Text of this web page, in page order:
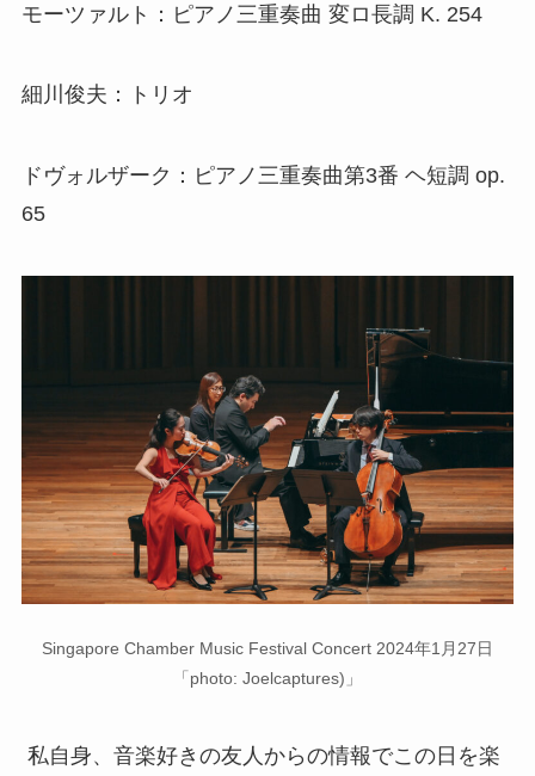
モーツァルト：ピアノ三重奏曲 変ロ長調 K. 254
細川俊夫：トリオ
ドヴォルザーク：ピアノ三重奏曲第3番 ヘ短調 op.
65
Singapore Chamber Music Festival Concert 2024年1月27日
「 photo: Joelcaptures) 」
私自身、音楽好きの友人からの情報でこの日を楽